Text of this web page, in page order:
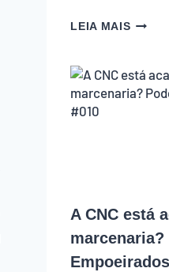
LEIA MAIS10
TODO
NA
A CNC está
marcenaria?